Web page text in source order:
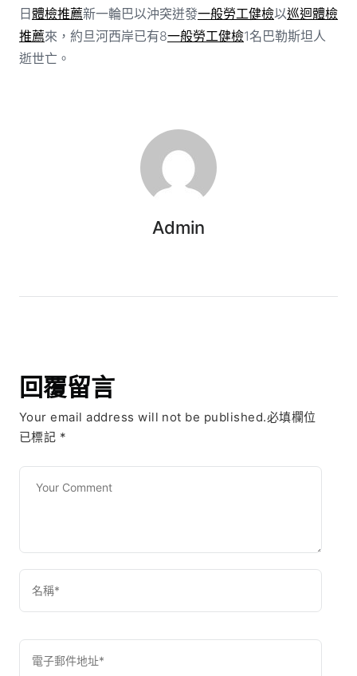
日體檢推薦新一輪巴以沖突迸發一般勞工健檢以巡迴體檢
推薦來，約旦河西岸已有8一般勞工健檢1名巴勒斯坦人
逝世亡。
Admin
回覆留言
Your email address will not be published.必填欄位
已標記 *